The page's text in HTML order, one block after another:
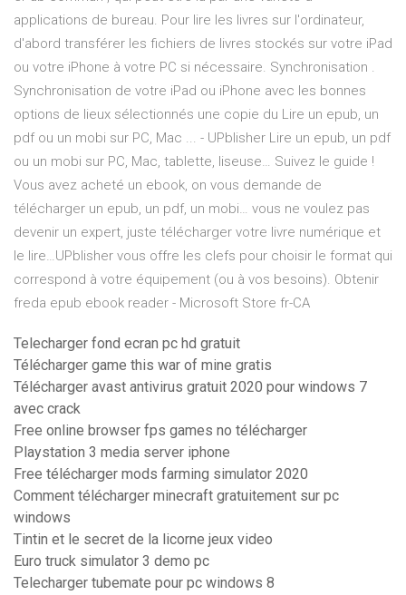
applications de bureau. Pour lire les livres sur l'ordinateur,
d'abord transférer les fichiers de livres stockés sur votre iPad
ou votre iPhone à votre PC si nécessaire. Synchronisation .
Synchronisation de votre iPad ou iPhone avec les bonnes
options de lieux sélectionnés une copie du Lire un epub, un
pdf ou un mobi sur PC, Mac ... - UPblisher Lire un epub, un pdf
ou un mobi sur PC, Mac, tablette, liseuse… Suivez le guide !
Vous avez acheté un ebook, on vous demande de
télécharger un epub, un pdf, un mobi… vous ne voulez pas
devenir un expert, juste télécharger votre livre numérique et
le lire…UPblisher vous offre les clefs pour choisir le format qui
correspond à votre équipement (ou à vos besoins). Obtenir
freda epub ebook reader - Microsoft Store fr-CA
Telecharger fond ecran pc hd gratuit
Télécharger game this war of mine gratis
Télécharger avast antivirus gratuit 2020 pour windows 7
avec crack
Free online browser fps games no télécharger
Playstation 3 media server iphone
Free télécharger mods farming simulator 2020
Comment télécharger minecraft gratuitement sur pc
windows
Tintin et le secret de la licorne jeux video
Euro truck simulator 3 demo pc
Telecharger tubemate pour pc windows 8